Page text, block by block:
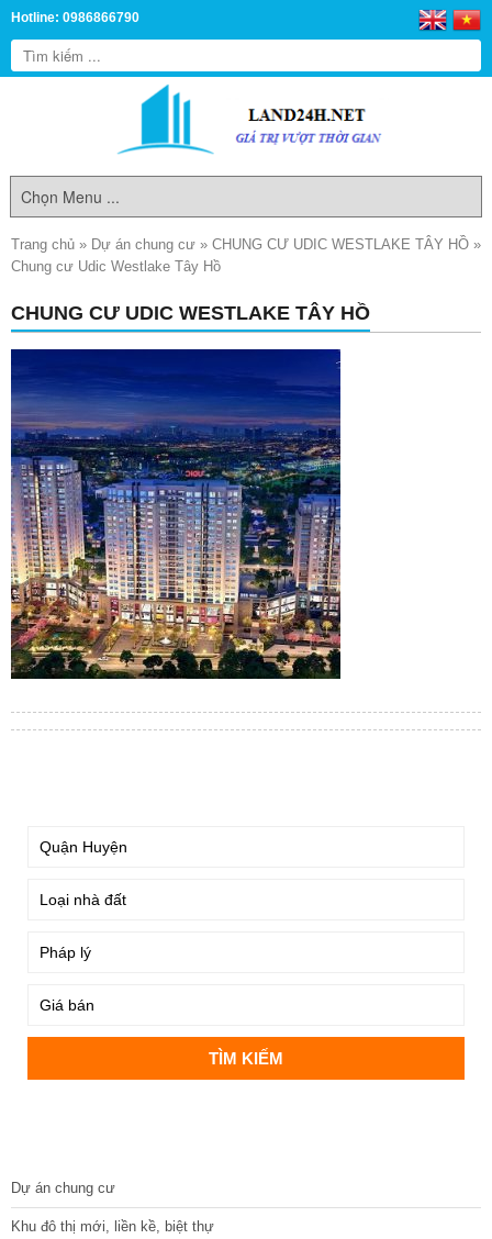
Hotline: 0986866790
Trang chủ » Dự án chung cư » CHUNG CƯ UDIC WESTLAKE TÂY HỒ »
Chung cư Udic Westlake Tây Hồ
CHUNG CƯ UDIC WESTLAKE TÂY HỒ
Dự án chung cư
Khu đô thị mới, liền kề, biệt thự